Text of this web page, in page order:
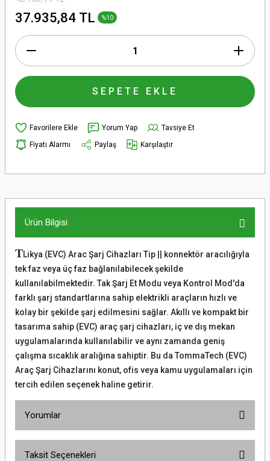
37.935,84 TL %10
SEPETE EKLE
Yorum Yap
Tavsiye Et
Fiyatı Alarmı
Paylaş Karşılaştır
Ürün Bilgisi
TLikya (EVC) Arac Şarj Cihazları Tip || konnektör aracılığıyla
tek faz veya üç faz bağlanılabilecek şekilde
kullanılabilmektedir. Tak Şarj Et Modu veya Kontrol Mod'da
farklı şarj standartlarına sahip elektrikli araçların hızlı ve
kolay bir şekilde şarj edilmesini sağlar. Akıllı ve kompakt bir
tasarıma sahip (EVC) araç şarj cihazları, iç ve dış mekan
uygulamalarında kullanılabilir ve aynı zamanda geniş
çalışma sıcaklık aralığına sahiptir. Bu da TommaTech (EVC)
Araç Şarj Cihazlarını konut, ofis veya kamu uygulamaları için
tercih edilen seçenek haline getirir.
Yorumlar
Taksit Seçenekleri